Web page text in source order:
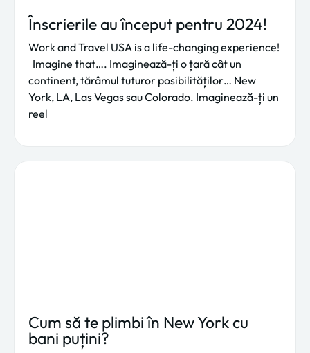
Înscrierile au început pentru 2024!
Work and Travel USA is a life-changing experience!
Imagine that…. Imaginează-ți o țară cât un
continent, tărâmul tuturor posibilităților… New
York, LA, Las Vegas sau Colorado. Imaginează-ți un
reel
Cum să te plimbi în New York cu
bani puțini?